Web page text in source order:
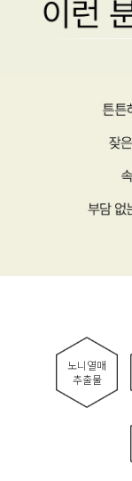
노니열매
추출물